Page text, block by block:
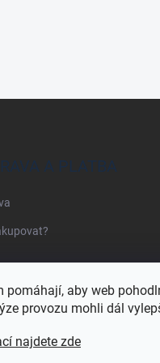
pomáhají, aby web
provozu mohli dál
najdete zde
A PLATBA